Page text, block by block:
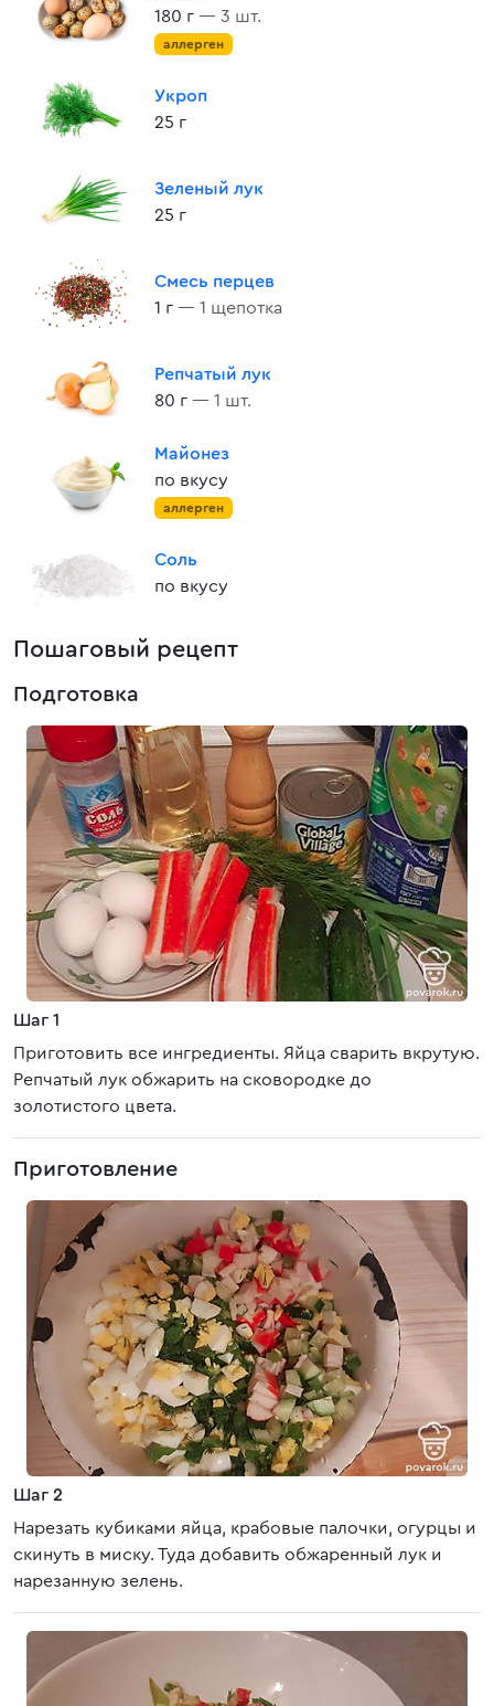
180 г — 3 шт.
аллерген
Укроп
25 г
Зеленый лук
25 г
Смесь перцев
1 г — 1 щепотка
Репчатый лук
80 г — 1 шт.
Майонез
по вкусу
аллерген
Соль
по вкусу
Пошаговый рецепт
Подготовка
Шаг 1
Приготовить все ингредиенты. Яйца сварить вкрутую.
Репчатый лук обжарить на сковородке до
золотистого цвета.
Приготовление
Шаг 2
Нарезать кубиками яйца, крабовые палочки, огурцы и
скинуть в миску. Туда добавить обжаренный лук и
нарезанную зелень.